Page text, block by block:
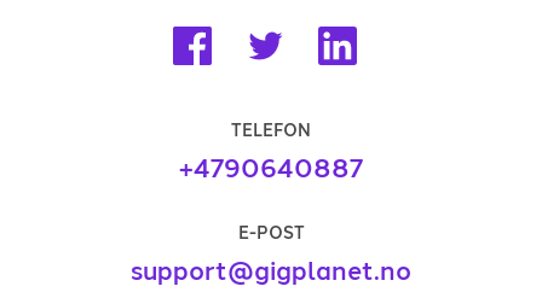
TELEFON
+4790640887
E-POST
support@gigplanet.no